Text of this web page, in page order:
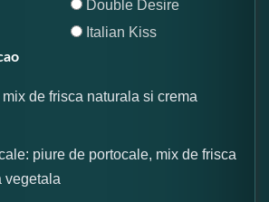
Double Desire
Italian Kiss
de frisca naturala si crema
piure de portocale, mix de frisca
vegetala